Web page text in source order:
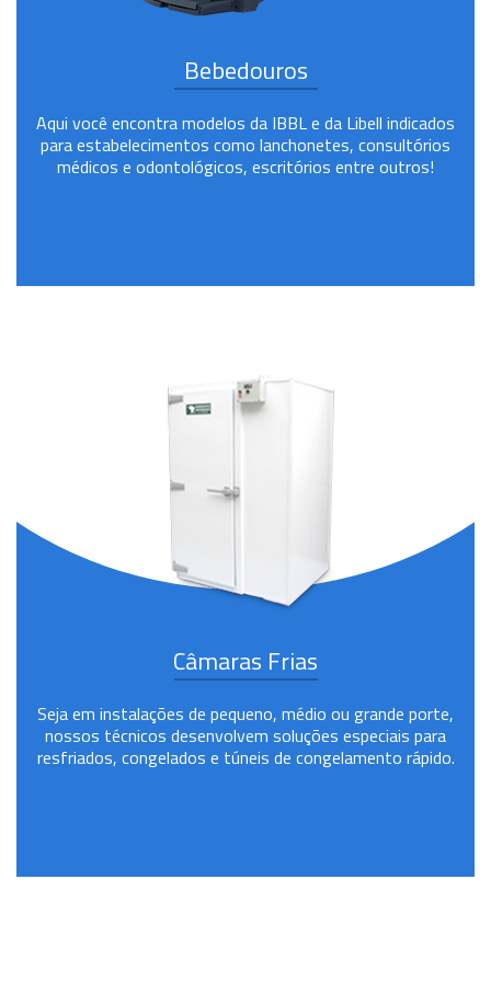
Bebedouros
Aqui você encontra modelos da IBBL e da Libell indicados
para estabelecimentos como lanchonetes, consultórios
médicos e odontológicos, escritórios entre outros!
Câmaras Frias
Seja em instalações de pequeno, médio ou grande porte,
nossos técnicos desenvolvem soluções especiais para
resfriados, congelados e túneis de congelamento rápido.